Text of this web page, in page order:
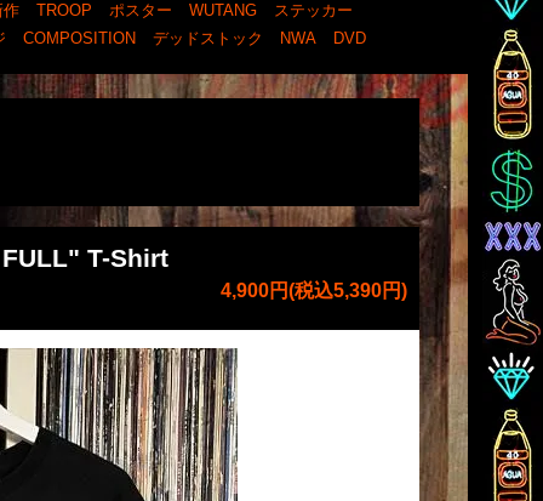
作 TROOP ポスター WUTANG
ステッカー
COMPOSITION デッドストック NWA DVD
T-Shirt
4,900円(税込5,390円)